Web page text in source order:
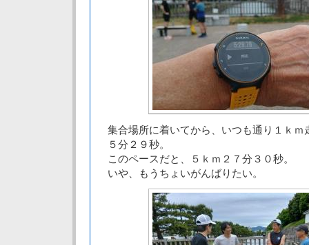
集合場所に着いてから、いつも通り１ｋｍ
５分２９秒。
このペースだと、５ｋｍ２７分３０秒。
いや、もうちょいがんばりたい。